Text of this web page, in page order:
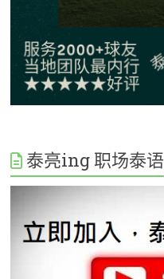
泰亮ing 职场泰语